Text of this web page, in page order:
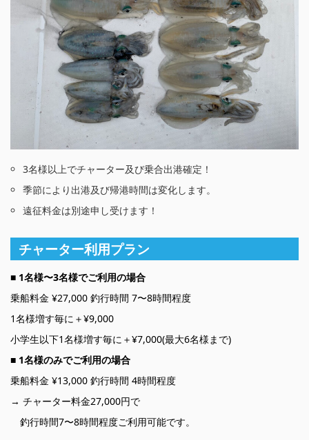
3名様以上でチャーター及び乗合出港確定！
季節により出港及び帰港時間は変化します。
遠征料金は別途申し受けます！
チャーター利用プラン
■ 1名様〜3名様でご利用の場合
乗船料金 ¥27,000 釣行時間 7〜8時間程度
1名様増す毎に＋¥9,000
小学生以下1名様増す毎に＋¥7,000(最大6名様まで)
■ 1名様のみでご利用の場合
乗船料金 ¥13,000 釣行時間 4時間程度
→ チャーター料金27,000円で
釣行時間7〜8時間程度ご利用可能です。